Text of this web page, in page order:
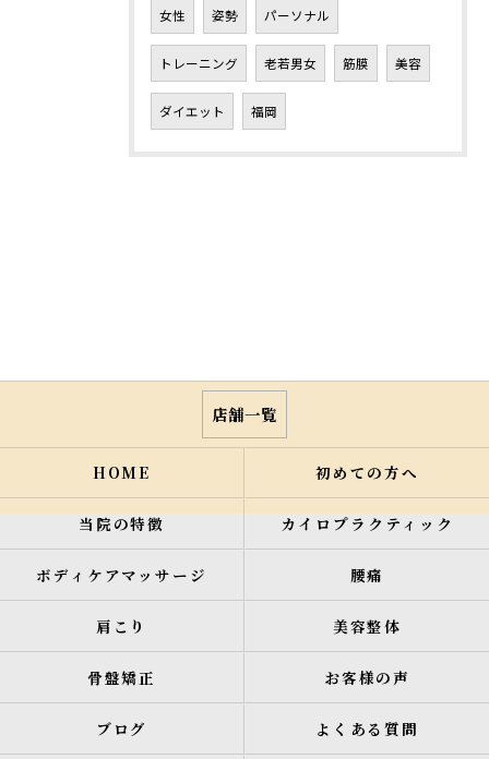
女性 姿勢 パーソナル
トレーニング 老若男女 筋膜 美容
ダイエット 福岡
店舗一覧
HOME 初めての方へ
当院の特徴 カイロプラクティック
ボディケアマッサージ 腰痛
肩こり 美容整体
骨盤矯正 お客様の声
ブログ よくある質問